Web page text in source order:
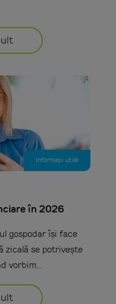
Informații utile
în 2026
gospodar își face
zicală se potrivește
vorbim...